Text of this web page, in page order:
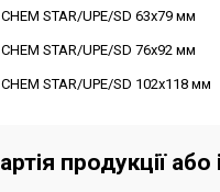
STAR/UPE/SD 63x79 мм
STAR/UPE/SD 76x92 мм
STAR/UPE/SD 102x118 мм
продукції